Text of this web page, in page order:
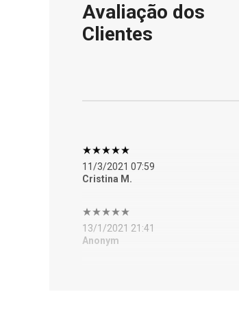
Avaliação dos
Clientes
11/3/2021 07:59
Cristina M.
13/1/2021 21:41
Anonym